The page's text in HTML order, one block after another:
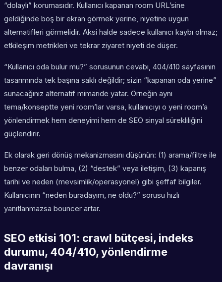
“dolaylı” korumasıdır. Kullanıcı kapanan room URL’sine
geldiğinde boş bir ekran görmek yerine, niyetine uygun
alternatifleri görmelidir. Aksi halde sadece kullanıcı kaybı olmaz;
etkileşim metrikleri ve tekrar ziyaret niyeti de düşer.
“Kullanıcı oda bulur mu?” sorusunun cevabı, 404/410 sayfasının
tasarımında tek başına saklı değildir; sizin “kapanan oda yerine”
sunacağınız alternatif mimaride yatar. Örneğin aynı
tema/konseptte yeni room’lar varsa, kullanıcıyı o yeni room’a
yönlendirmek hem deneyimi hem de SEO sinyal sürekliliğini
güçlendirir.
Ek olarak geri dönüş mekanizmasını düşünün: (1) arama/filtre ile
benzer odaları bulma, (2) “destek” veya iletişim, (3) kapanış
tarihi ve neden (mevsimlik/operasyonel) gibi şeffaf bilgiler.
Kullanıcının “neden buradayım, ne oldu?” sorusu hızlı
yanıtlanmazsa bouncer artar.
SEO etkisi 101: crawl bütçesi, indeks
durumu, 404/410, yönlendirme
davranışı